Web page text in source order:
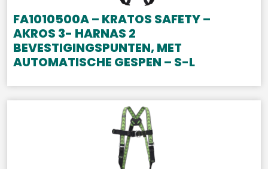
FA1010500A – KRATOS SAFETY –
AKROS 3- HARNAS 2
BEVESTIGINGSPUNTEN, MET
AUTOMATISCHE GESPEN – S-L